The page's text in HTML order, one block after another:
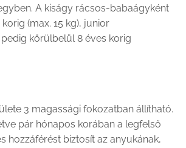
A kiságy rácsos-babaágyként
(max. 15 kg), junior
körülbelül 8 éves korig
3 magassági fokozatban állítható.
pár hónapos korában a legfelső
hozzáférést biztosít az anyukának,